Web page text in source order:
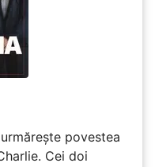
povestea
Cei doi